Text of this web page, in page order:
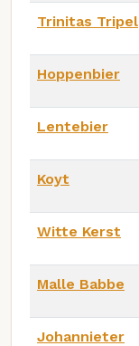
Trinitas Tripel
Hoppenbier
Lentebier
Koyt
Witte Kerst
Malle Babbe
Johannieter